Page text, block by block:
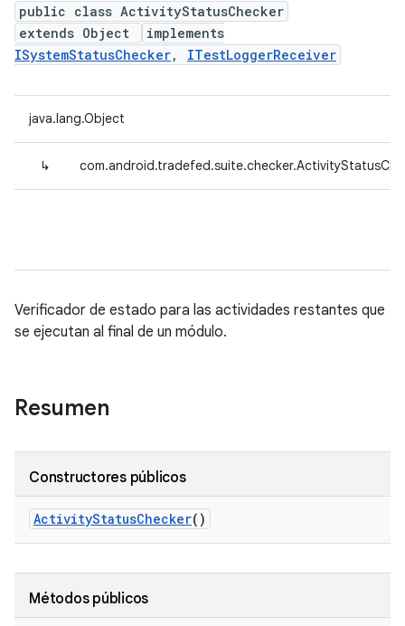
public class ActivityStatusChecker
extends Object
implements
ISystemStatusChecker, ITestLoggerReceiver
java.lang.Object
↳
Verificador de estado para las actividades restantes que
se ejecutan al final de un módulo.
Resumen
Constructores públicos
ActivityStatusChecker()
Métodos públicos